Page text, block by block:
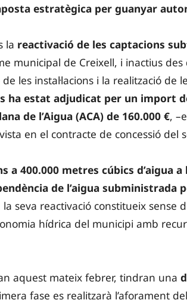
estratègica per guanyar
la reactivació de les captacions
municipal de Creixell, i inactius des
les instal·lacions i la realització de
ha estat adjudicat per un import
de l’Aigua (ACA) de 160.000 €,
en el contracte de concessió del
400.000 metres cúbics d’aigua a
de l’aigua subministrada
la seva reactivació constitueix sense
hídrica del municipi amb
aquest mateix febrer, tindran una
fase es realitzarà l’aforament